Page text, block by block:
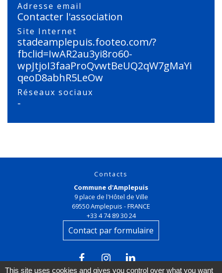
Adresse email
Contacter l'association
Site Internet
stadeamplepuis.footeo.com/?
fbclid=IwAR2au3yi8ro60-
wpJtjoI3faaProQvwtBeUQ2qW7gMaYi
qeoD8abhR5LeOw
Réseaux sociaux
-
Contacts
Commune d'Amplepuis
9 place de l'Hôtel de Ville
69550 Amplepuis - FRANCE
+33 4 74 89 30 24
Contact par formulaire
This site uses cookies and gives you control over what you want